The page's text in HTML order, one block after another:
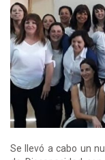
Se llevó a cabo un